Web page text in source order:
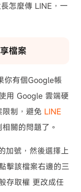
怎麼傳 LINE，一
檔案
你有個Google帳
用 Google 雲端硬
制，避免 LINE
關的問題了。
加號，然後選擇上
擊該檔案右邊的三
存取權 更改成任